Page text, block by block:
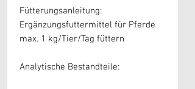
Fütterungsanleitung:
Ergänzungsfuttermittel für Pferde
max. 1 kg/Tier/Tag füttern
Analytische Bestandteile: